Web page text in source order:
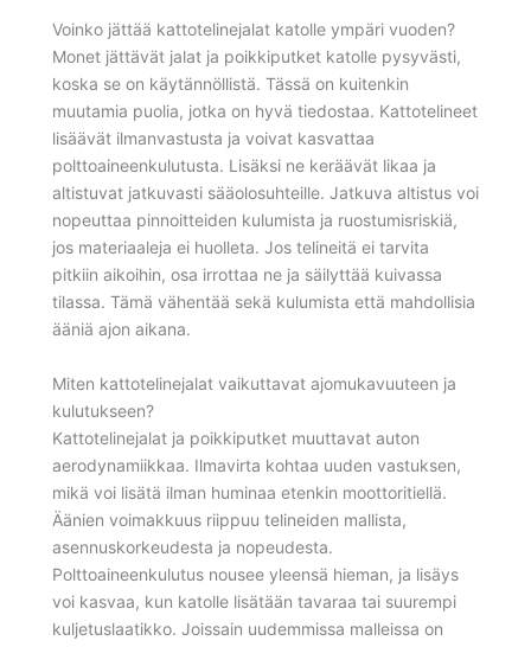
Voinko jättää kattotelinejalat katolle ympäri vuoden?
Monet jättävät jalat ja poikkiputket katolle pysyvästi,
koska se on käytännöllistä. Tässä on kuitenkin
muutamia puolia, jotka on hyvä tiedostaa. Kattotelineet
lisäävät ilmanvastusta ja voivat kasvattaa
polttoaineenkulutusta. Lisäksi ne keräävät likaa ja
altistuvat jatkuvasti sääolosuhteille. Jatkuva altistus voi
nopeuttaa pinnoitteiden kulumista ja ruostumisriskiä,
jos materiaaleja ei huolleta. Jos telineitä ei tarvita
pitkiin aikoihin, osa irrottaa ne ja säilyttää kuivassa
tilassa. Tämä vähentää sekä kulumista että mahdollisia
ääniä ajon aikana.
Miten kattotelinejalat vaikuttavat ajomukavuuteen ja
kulutukseen?
Kattotelinejalat ja poikkiputket muuttavat auton
aerodynamiikkaa. Ilmavirta kohtaa uuden vastuksen,
mikä voi lisätä ilman huminaa etenkin moottoritiellä.
Äänien voimakkuus riippuu telineiden mallista,
asennuskorkeudesta ja nopeudesta.
Polttoaineenkulutus nousee yleensä hieman, ja lisäys
voi kasvaa, kun katolle lisätään tavaraa tai suurempi
kuljetuslaatikko. Joissain uudemmissa malleissa on